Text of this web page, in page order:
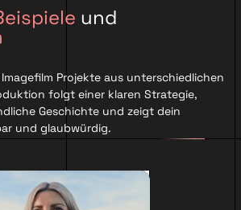
und
Projekte aus unterschiedlichen
folgt einer klaren Strategie,
Geschichte und zeigt dein
und glaubwürdig.